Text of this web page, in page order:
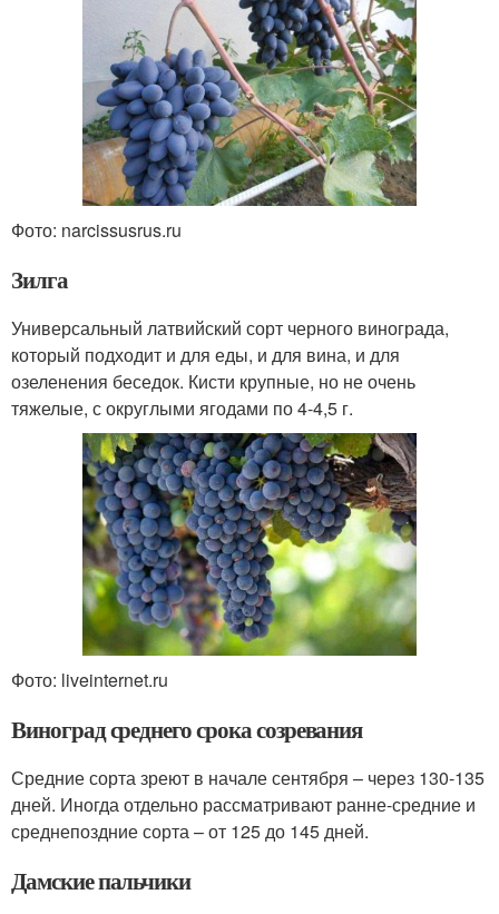
Фото: narcissusrus.ru
Зилга
Универсальный латвийский сорт черного винограда,
который подходит и для еды, и для вина, и для
озеленения беседок. Кисти крупные, но не очень
тяжелые, с округлыми ягодами по 4-4,5 г.
Фото: liveinternet.ru
Виноград среднего срока созревания
Средние сорта зреют в начале сентября – через 130-135
дней. Иногда отдельно рассматривают ранне-средние и
среднепоздние сорта – от 125 до 145 дней.
Дамские пальчики